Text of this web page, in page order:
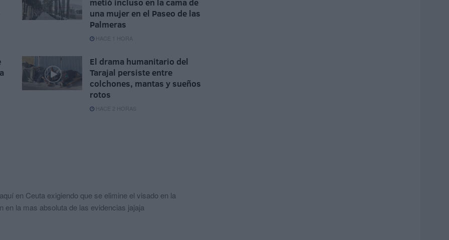
metió incluso en la cama de
una mujer en el Paseo de las
Palmeras
HACE 1 HORA
El drama humanitario del
Tarajal persiste entre
colchones, mantas y sueños
rotos
HACE 2 HORAS
en Ceuta exigiendo que se elimine el visado en la
en la mas absoluta de las evidencias jajaja